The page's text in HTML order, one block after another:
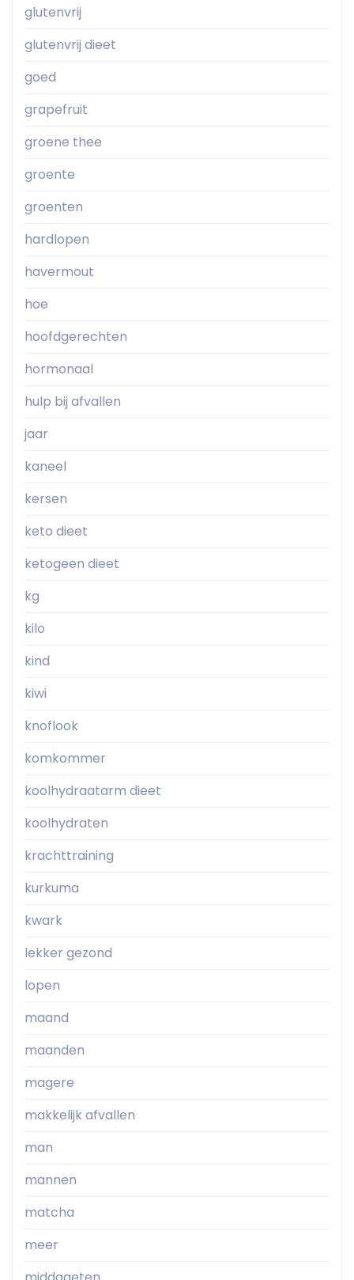
glutenvrij
glutenvrij dieet
goed
grapefruit
groene thee
groente
groenten
hardlopen
havermout
hoe
hoofdgerechten
hormonaal
hulp bij afvallen
jaar
kaneel
kersen
keto dieet
ketogeen dieet
kg
kilo
kind
kiwi
knoflook
komkommer
koolhydraatarm dieet
koolhydraten
krachttraining
kurkuma
kwark
lekker gezond
lopen
maand
maanden
magere
makkelijk afvallen
man
mannen
matcha
meer